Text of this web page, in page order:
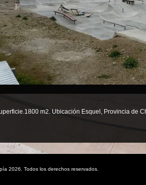
m2. Ubicación Esquel, Provincia de
2026. Todos los derechos reservados.